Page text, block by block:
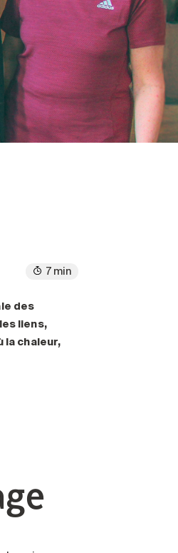
7 min
des
liens,
la chaleur,